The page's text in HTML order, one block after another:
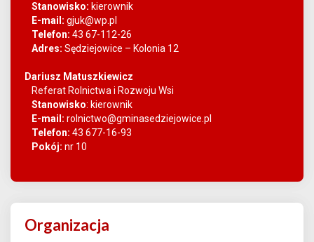
Stanowisko: kierownik
E-mail: gjuk@wp.pl
Telefon: 43 67-112-26
Adres: Sędziejowice – Kolonia 12
Dariusz Matuszkiewicz
Referat Rolnictwa i Rozwoju Wsi
Stanowisko: kierownik
E-mail: rolnictwo@gminasedziejowice.pl
Telefon: 43 677-16-93
Pokój: nr 10
Organizacja